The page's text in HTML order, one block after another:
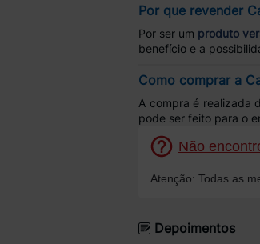
Por que revender
Por ser um produto
benefício e a
Como comprar a
A compra é realizada
pode ser feito para o
Não
Atenção: Todas as
Depoimentos